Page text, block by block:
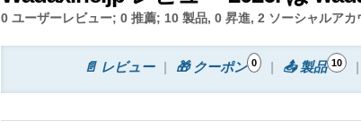
0 ユーザーレビュー; 0 推薦; 10 製品, 0 昇進, 2 ソーシャルア
📄 レビュー 🎁 クーポン 0 📤 製品 10